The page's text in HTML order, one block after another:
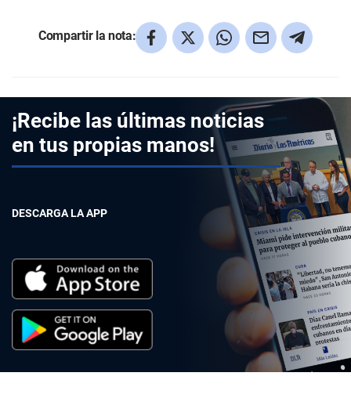
Compartir la nota:
¡Recibe las últimas noticias
en tus propias manos!
DESCARGA LA APP